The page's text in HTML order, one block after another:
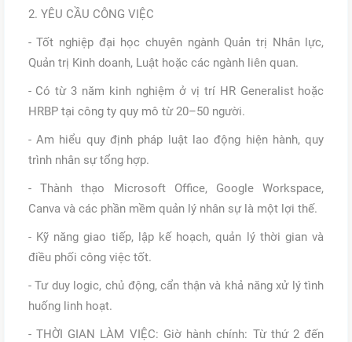
2. YÊU CẦU CÔNG VIỆC
- Tốt nghiệp đại học chuyên ngành Quản trị Nhân lực,
Quản trị Kinh doanh, Luật hoặc các ngành liên quan.
- Có từ 3 năm kinh nghiệm ở vị trí HR Generalist hoặc
HRBP tại công ty quy mô từ 20–50 người.
- Am hiểu quy định pháp luật lao động hiện hành, quy
trình nhân sự tổng hợp.
- Thành thạo Microsoft Office, Google Workspace,
Canva và các phần mềm quản lý nhân sự là một lợi thế.
- Kỹ năng giao tiếp, lập kế hoạch, quản lý thời gian và
điều phối công việc tốt.
- Tư duy logic, chủ động, cẩn thận và khả năng xử lý tình
huống linh hoạt.
- THỜI GIAN LÀM VIỆC: Giờ hành chính: Từ thứ 2 đến